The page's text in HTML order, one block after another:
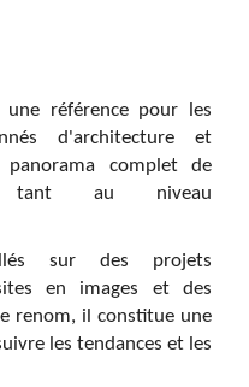
référence pour les
d'architecture et
complet de
tant au niveau
sur des projets
en images et des
renom, il constitue une
les tendances et les